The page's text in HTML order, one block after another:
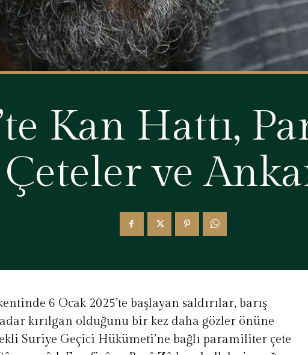
Kan Hattı,
Çeteler ve
6 Ocak 2025’te başlayan saldırılar, barış
kırılgan olduğunu bir kez daha gözler önüne
Suriye Geçici Hükümeti’ne bağlı paramiliter çete